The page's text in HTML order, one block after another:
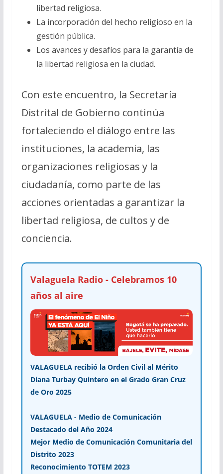
libertad religiosa.
La incorporación del hecho religioso en la
gestión pública.
Los avances y desafíos para la garantía de
la libertad religiosa en la ciudad.
Con este encuentro, la Secretaría
Distrital de Gobierno continúa
fortaleciendo el diálogo entre las
instituciones, la academia, las
organizaciones religiosas y la
ciudadanía, como parte de las
acciones orientadas a garantizar la
libertad religiosa, de cultos y de
conciencia.
Valaguela Radio - Celebramos 10
años al aire
VALAGUELA recibió la Orden Civil al Mérito
Diana Turbay Quintero en el Grado Gran Cruz
de Oro 2025
VALAGUELA - Medio de Comunicación
Destacado del Año 2024
Mejor Medio de Comunicación Comunitaria del
Distrito 2023
Reconocimiento TOTEM 2023